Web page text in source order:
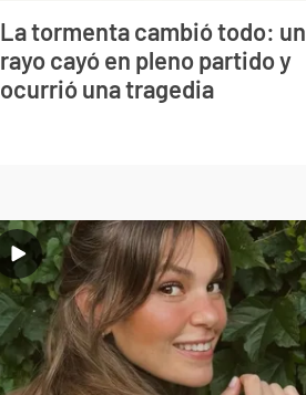
La tormenta cambió todo: un
rayo cayó en pleno partido y
ocurrió una tragedia